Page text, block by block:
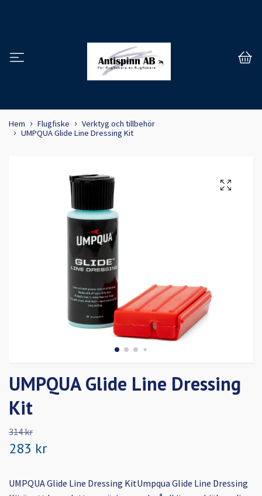
Hem Flugfiske
Verktyg och tillbehör
UMPQUA Glide Line Dressing Kit
UMPQUA Glide Line Dressing
Kit
314 kr
283 kr
UMPQUA Glide Line Dressing KitUmpqua Glide Line Dressing